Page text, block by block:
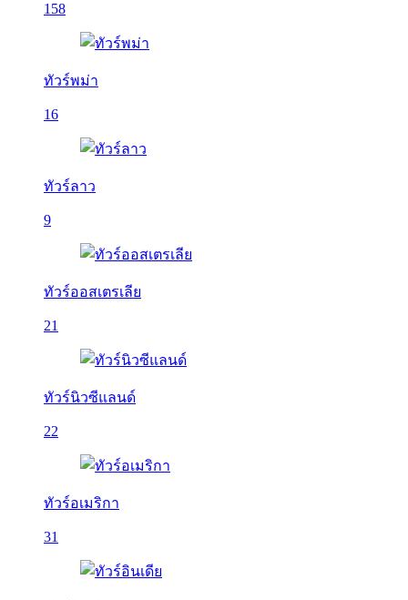
158
ทัวร์พม่า
16
ทัวร์ลาว
9
ทัวร์ออสเตรเลีย
21
ทัวร์นิวซีแลนด์
22
ทัวร์อเมริกา
31